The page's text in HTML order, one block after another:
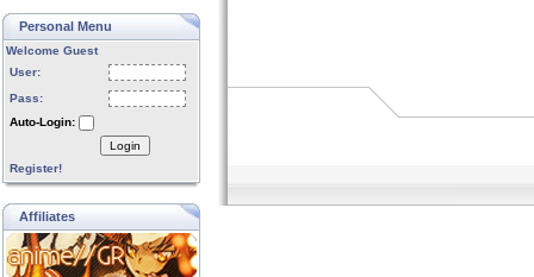
Personal Menu
Welcome Guest
User:
Pass:
Auto-Login:
Login
Register!
Affiliates